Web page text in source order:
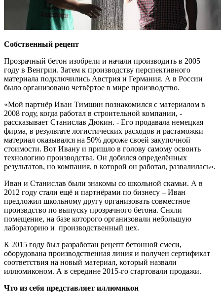
Собственный рецепт
Прозрачный бетон изобрели и начали производить в 2005
году в Венгрии. Затем к производству перспективного
материала подключились Австрия и Германия. А в России
было организовано четвёртое в мире производство.
«Мой партнёр Иван Тимшин познакомился с материалом в
2008 году, когда работал в строительной компании, -
рассказывает Станислав Дюкин. - Его продавала немецкая
фирма, в результате логистических расходов и растаможки
материал оказывался на 50% дороже своей закупочной
стоимости. Вот Ивану и пришло в голову самому освоить
технологию производства. Он добился определённых
результатов, но компания, в которой он работал, развалилась».
Иван и Станислав были знакомы со школьной скамьи. А в
2012 году стали ещё и партнёрами по бизнесу – Иван
предложил школьному другу организовать совместное
произвдство по выпуску прозрачного бетона. Сняли
помещение, на базе которого организовали небольшую
лабораторию и производственный цех.
К 2015 году был разработан рецепт бетонной смеси,
оборудована производственная линия и получен сертификат
соответствия на новый материал, который назвали
иллюмиконом. А в середине 2015-го стартовали продажи.
Что из себя представляет иллюмикон